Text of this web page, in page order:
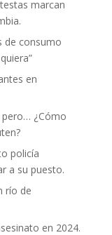
marcan
de consumo
en
pero… ¿Cómo
policía
a su puesto.
río de
en 2024.